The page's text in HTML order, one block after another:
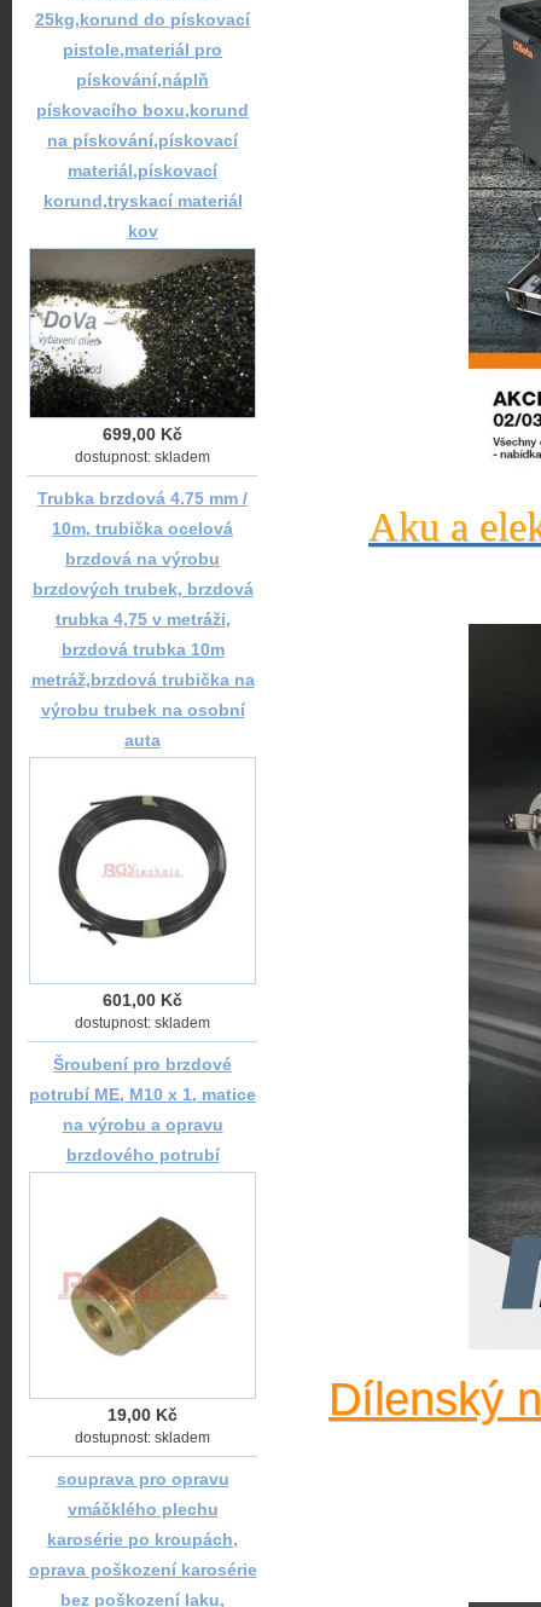
Aku a
Dílenský
25kg,korund do pískovací
pistole,materiál pro
pískování,náplň
pískovacího boxu,korund
na pískování,pískovací
materiál,pískovací
korund,tryskací materiál
kov
699,00 Kč
dostupnost: skladem
Trubka brzdová 4.75 mm /
10m, trubička ocelová
brzdová na výrobu
brzdových trubek, brzdová
trubka 4,75 v metráži,
brzdová trubka 10m
metráž,brzdová trubička na
výrobu trubek na osobní
auta
601,00 Kč
dostupnost: skladem
Šroubení pro brzdové
potrubí ME, M10 x 1, matice
na výrobu a opravu
brzdového potrubí
19,00 Kč
dostupnost: skladem
souprava pro opravu
vmáčklého plechu
karosérie po kroupách,
oprava poškození karosérie
bez poškození laku,